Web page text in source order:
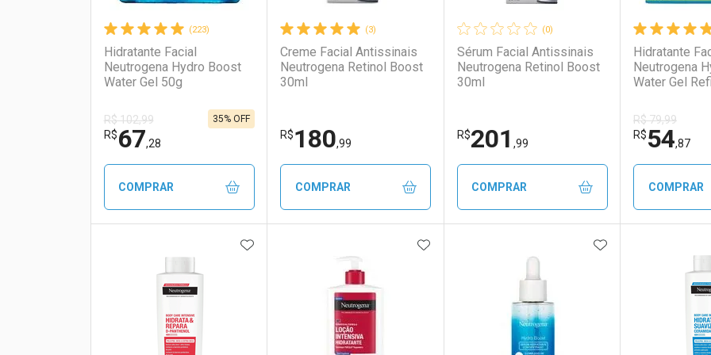
(223)
Hidratante Facial
Neutrogena Hydro Boost
Water Gel 50g
R$ 102,99
R$67,28
35% OFF
COMPRAR
Laboratório
Por Menos
(3)
Creme Facial Antissinais
Neutrogena Retinol Boost
30ml
R$180,99
COMPRAR
Laboratório
Por Menos
(0)
Sérum Facial Antissinais
Neutrogena Retinol Boost
30ml
R$201 ,99
COMPRAR
Laboratório
Por Menos
Hidratante
Neutrogena
Water Gel
R$ 79,99
R$54,87
COMPRAR
Por
ADICIONAR AOS FAVORITOSADICIONAR AOS FAVORITOSADICIONAR AOS